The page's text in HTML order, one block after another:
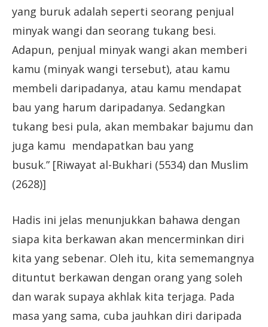
yang buruk adalah seperti seorang penjual
minyak wangi dan seorang tukang besi.
Adapun, penjual minyak wangi akan memberi
kamu (minyak wangi tersebut), atau kamu
membeli daripadanya, atau kamu mendapat
bau yang harum daripadanya. Sedangkan
tukang besi pula, akan membakar bajumu dan
juga kamu mendapatkan bau yang
busuk.” [Riwayat al-Bukhari (5534) dan Muslim
(2628)]
Hadis ini jelas menunjukkan bahawa dengan
siapa kita berkawan akan mencerminkan diri
kita yang sebenar. Oleh itu, kita sememangnya
dituntut berkawan dengan orang yang soleh
dan warak supaya akhlak kita terjaga. Pada
masa yang sama, cuba jauhkan diri daripada